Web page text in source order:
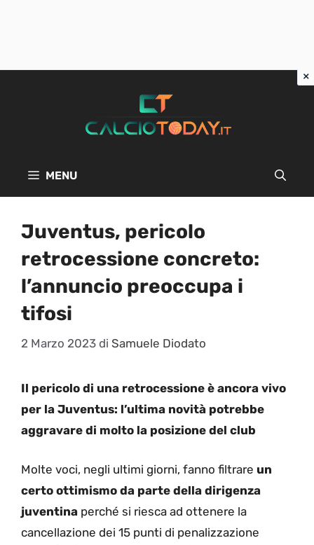
MENU
Juventus, pericolo
retrocessione concreto:
l’annuncio preoccupa i
tifosi
2 Marzo 2023 di Samuele Diodato
Il pericolo di una retrocessione è ancora vivo
per la Juventus: l’ultima novità potrebbe
aggravare di molto la posizione del club
Molte voci, negli ultimi giorni, fanno filtrare un
certo ottimismo da parte della dirigenza
juventina perché si riesca ad ottenere la
cancellazione dei 15 punti di penalizzazione